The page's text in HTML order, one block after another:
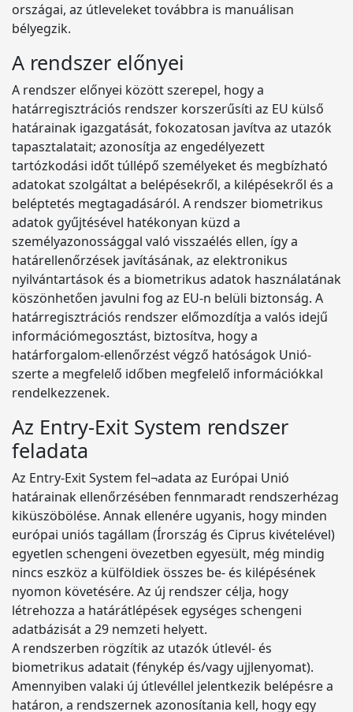
országai, az útleveleket továbbra is manuálisan
bélyegzik.
A rendszer előnyei
A rendszer előnyei között szerepel, hogy a
határregisztrációs rendszer korszerűsíti az EU külső
határainak igazgatását, fokozatosan javítva az utazók
tapasztalatait; azonosítja az engedélyezett
tartózkodási időt túllépő személyeket és megbízható
adatokat szolgáltat a belépésekről, a kilépésekről és a
beléptetés megtagadásáról. A rendszer biometrikus
adatok gyűjtésével hatékonyan küzd a
személyazonossággal való visszaélés ellen, így a
határellenőrzések javításának, az elektronikus
nyilvántartások és a biometrikus adatok használatának
köszönhetően javulni fog az EU-n belüli biztonság. A
határregisztrációs rendszer előmozdítja a valós idejű
információmegosztást, biztosítva, hogy a
határforgalom-ellenőrzést végző hatóságok Unió-
szerte a megfelelő időben megfelelő információkkal
rendelkezzenek.
Az Entry-Exit System rendszer
feladata
Az Entry-Exit System fel¬adata az Európai Unió
határainak ellenőrzésében fennmaradt rendszerhézag
kiküszöbölése. Annak ellenére ugyanis, hogy minden
európai uniós tagállam (Írország és Ciprus kivételével)
egyetlen schengeni övezetben egyesült, még mindig
nincs eszköz a külföldiek összes be- és kilépésének
nyomon követésére. Az új rendszer célja, hogy
létrehozza a határátlépések egységes schengeni
adatbázisát a 29 nemzeti helyett.
A rendszerben rögzítik az utazók útlevél- és
biometrikus adatait (fénykép és/vagy ujjlenyomat).
Amennyiben valaki új útlevéllel jelentkezik belépésre a
határon, a rendszernek azonosítania kell, hogy egy